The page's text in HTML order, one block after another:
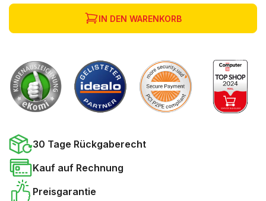
IN DEN WARENKORB
30 Tage Rückgaberecht
Kauf auf Rechnung
Preisgarantie